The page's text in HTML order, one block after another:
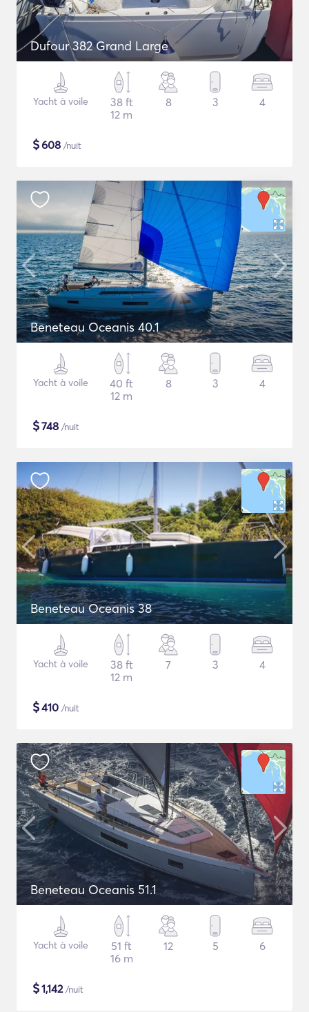
Dufour 382 Grand Large
Yacht à voile
38 ft
12 m
8 3 4
$608 /nuit
Beneteau Oceanis 40.1
Yacht à voile
40 ft
12 m
8 3 4
$748 /nuit
Beneteau Oceanis 38
Yacht à voile
38 ft
12 m
7 3 4
$410 /nuit
Beneteau Oceanis 51.1
Yacht à voile
51 ft
16 m
12 5 6
$1,142/nuit